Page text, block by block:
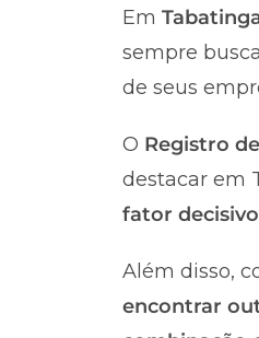
Em
sempre
de seus
O Registro
destacar em
fator
Além disso,
encontrar